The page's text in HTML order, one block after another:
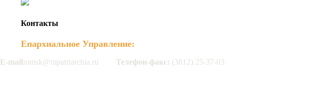
Контакты
Епархиальное Управление:
E-mail:omsk@mpatriarchia.ru Телефон-факс: (3812) 25-37-03